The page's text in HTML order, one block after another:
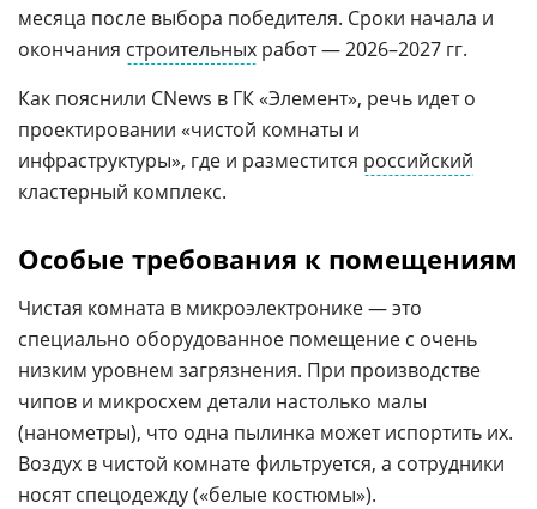
месяца после выбора победителя. Сроки начала и
окончания строительных работ — 2026–2027 гг.
Как пояснили CNews в ГК «Элемент», речь идет о
проектировании «чистой комнаты и
инфраструктуры», где и разместится российский
кластерный комплекс.
Особые требования к помещениям
Чистая комната в микроэлектронике — это
специально оборудованное помещение с очень
низким уровнем загрязнения. При производстве
чипов и микросхем детали настолько малы
(нанометры), что одна пылинка может испортить их.
Воздух в чистой комнате фильтруется, а сотрудники
носят спецодежду («белые костюмы»).